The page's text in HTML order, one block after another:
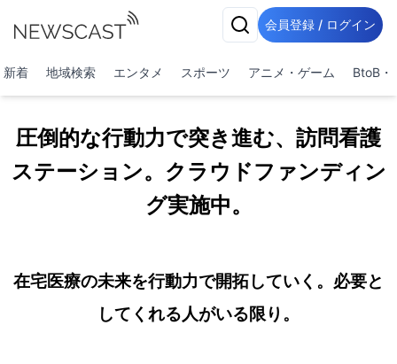
会員登録 / ログイン
新着 地域検索 エンタメ スポーツ アニメ・ゲーム BtoB・
圧倒的な行動力で突き進む、訪問看護
ステーション。クラウドファンディン
グ実施中。
在宅医療の未来を行動力で開拓していく。必要と
してくれる人がいる限り。